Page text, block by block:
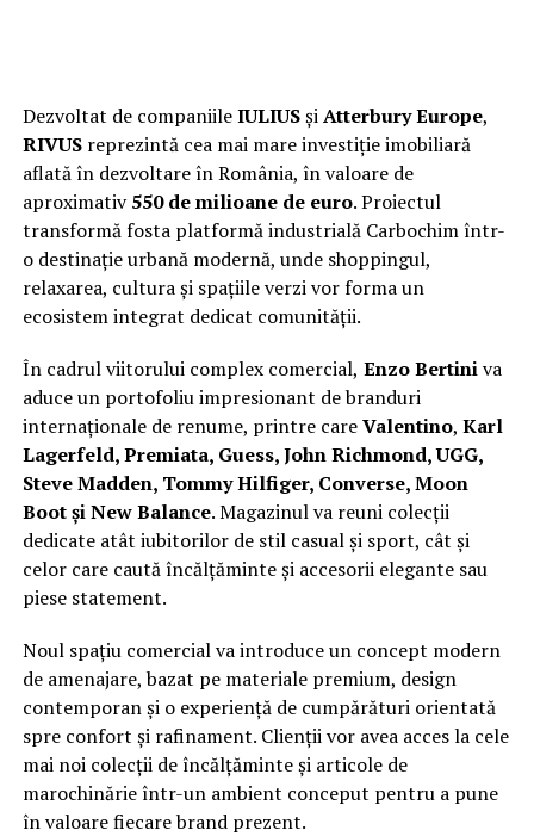
Dezvoltat de companiileIULIUSșiAtterbury Europe,
RIVUSreprezintă cea mai mare investiție imobiliară
aflată în dezvoltare în România, în valoare de
aproximativ550 de milioane de euro. Proiectul
transformă fosta platformă industrială Carbochim într-
o destinație urbană modernă, unde shoppingul,
relaxarea, cultura și spațiile verzi vor forma un
ecosistem integrat dedicat comunității.
În cadrul viitorului complex comercial, Enzo Bertiniva
aduce un portofoliu impresionant de branduri
internaționale de renume, printre careValentino, Karl
Lagerfeld, Premiata, Guess, John Richmond, UGG,
Steve Madden, Tommy Hilfiger, Converse, Moon
Boot și New Balance. Magazinul va reuni colecții
dedicate atât iubitorilor de stil casual și sport, cât și
celor care caută încălțăminte și accesorii elegante sau
piese statement.
Noul spațiu comercial va introduce un concept modern
de amenajare, bazat pe materiale premium, design
contemporan și o experiență de cumpărături orientată
spre confort și rafinament. Clienții vor avea acces la cele
mai noi colecții de încălțăminte și articole de
marochinărie într-un ambient conceput pentru a pune
în valoare fiecare brand prezent.